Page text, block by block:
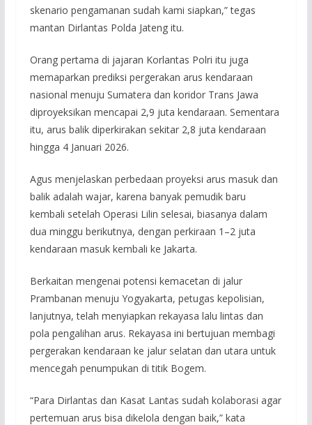
skenario pengamanan sudah kami siapkan,” tegas
mantan Dirlantas Polda Jateng itu.
Orang pertama di jajaran Korlantas Polri itu juga
memaparkan prediksi pergerakan arus kendaraan
nasional menuju Sumatera dan koridor Trans Jawa
diproyeksikan mencapai 2,9 juta kendaraan. Sementara
itu, arus balik diperkirakan sekitar 2,8 juta kendaraan
hingga 4 Januari 2026.
Agus menjelaskan perbedaan proyeksi arus masuk dan
balik adalah wajar, karena banyak pemudik baru
kembali setelah Operasi Lilin selesai, biasanya dalam
dua minggu berikutnya, dengan perkiraan 1–2 juta
kendaraan masuk kembali ke Jakarta.
Berkaitan mengenai potensi kemacetan di jalur
Prambanan menuju Yogyakarta, petugas kepolisian,
lanjutnya, telah menyiapkan rekayasa lalu lintas dan
pola pengalihan arus. Rekayasa ini bertujuan membagi
pergerakan kendaraan ke jalur selatan dan utara untuk
mencegah penumpukan di titik Bogem.
“Para Dirlantas dan Kasat Lantas sudah kolaborasi agar
pertemuan arus bisa dikelola dengan baik,” kata